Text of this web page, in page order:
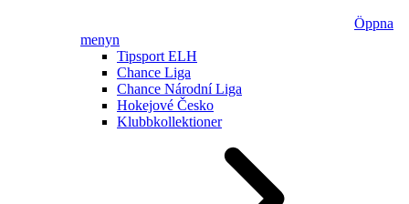
Öppna
menyn
Tipsport ELH
Chance Liga
Chance Národní Liga
Hokejové Česko
Klubbkollektioner